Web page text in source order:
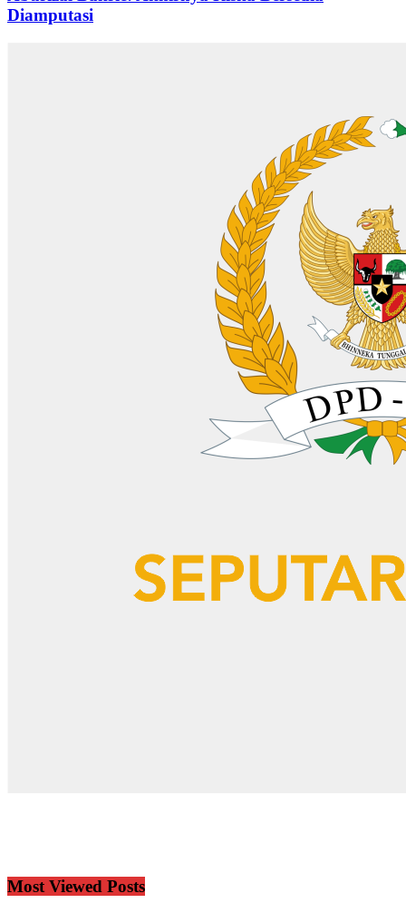
Diamputasi
Most Viewed Posts